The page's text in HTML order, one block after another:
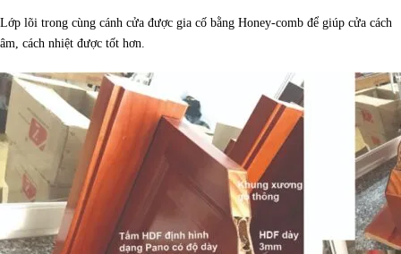
Lớp lõi trong cùng cánh cửa được gia cố bằng Honey-comb để giúp cửa cách
âm, cách nhiệt được tốt hơn.